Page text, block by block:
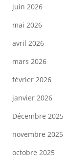
juin 2026
mai 2026
avril 2026
mars 2026
février 2026
janvier 2026
Décembre 2025
novembre 2025
octobre 2025